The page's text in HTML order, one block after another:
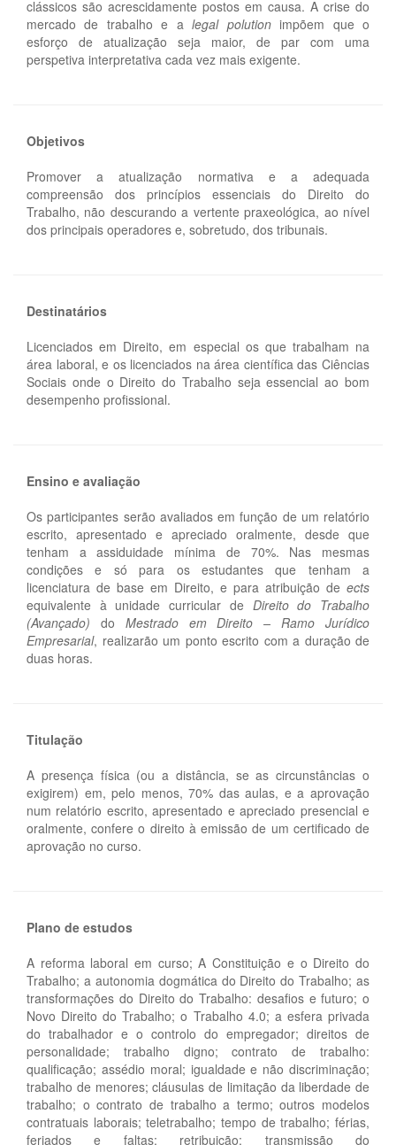
clássicos são acrescidamente postos em causa. A crise do
mercado de trabalho e alegal polutionimpõem que o
esforço de atualização seja maior, de par com uma
perspetiva interpretativa cada vez mais exigente.
Objetivos
Promover a atualização normativa e a adequada
compreensão dos princípios essenciais do Direito do
Trabalho, não descurando a vertente praxeológica, ao nível
dos principais operadores e, sobretudo, dos tribunais.
Destinatários
Licenciados em Direito, em especial os que trabalham na
área laboral, e os licenciados na área científica das Ciências
Sociais onde o Direito do Trabalho seja essencial ao bom
desempenho profissional.
Ensino e avaliação
Os participantes serão avaliados em função de um relatório
escrito, apresentado e apreciado oralmente, desde que
tenham a assiduidade mínima de 70%. Nas mesmas
condições e só para os estudantes que tenham a
licenciatura de base em Direito, e para atribuição de ects
equivalente à unidade curricular de Direito do Trabalho
(Avançado) do Mestrado em Direito – Ramo Jurídico
Empresarial, realizarão um ponto escrito com a duração de
duas horas.
Titulação
A presença física (ou a distância, se as circunstâncias o
exigirem) em, pelo menos, 70% das aulas, e a aprovação
num relatório escrito, apresentado e apreciado presencial e
oralmente, confere o direito à emissão de um certificado de
aprovação no curso.
Plano de estudos
A reforma laboral em curso; A Constituição e o Direito do
Trabalho; a autonomia dogmática do Direito do Trabalho; as
transformações do Direito do Trabalho: desafios e futuro; o
Novo Direito do Trabalho; o Trabalho 4.0; a esfera privada
do trabalhador e o controlo do empregador; direitos de
personalidade; trabalho digno; contrato de trabalho:
qualificação; assédio moral; igualdade e não discriminação;
trabalho de menores; cláusulas de limitação da liberdade de
trabalho; o contrato de trabalho a termo; outros modelos
contratuais laborais; teletrabalho; tempo de trabalho; férias,
feriados e faltas; retribuição; transmissão do